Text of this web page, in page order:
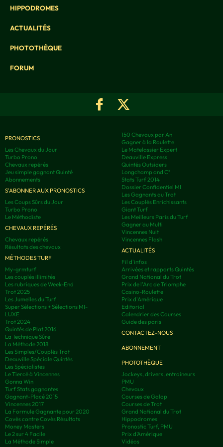
HIPPODROMES
ACTUALITÉS
PHOTOTHÈQUE
FORUM
PRONOSTICS
Les Chevaux du Jour
Turbo Prono
Chevaux repérés
Jeu simple gagnant Quinté
Abonnements
S'ABONNER AUX PRONOSTICS
Les Coups Sûrs du Jour
Turbo Prono
Le Méthodiste
CHEVAUX REPÉRÉS
Chevaux repérés
Résultats des chevaux
MÉTHODES TURF
My-grmturf
Les couplés illimités
Les rubriques de Week-End
Trot 2025
Les Jumelles du Turf
Super Sélections + Sélections MI-
LUXE
Trot 2024
Quintés de Plat 2016
La Technique Sûre
La Méthode 2018
Les Simples/Couplés Trot
Deauville Spéciale Quintés
Les Spécialistes
Le Tiercé à Vincennes
Gonna Win
Turf Stats gagnantes
Gagnant-Placé 2015
Vincennes 2017
La Formule Gagnante pour 2020
Covès contre Covès Résultats
Money Masters
Le 2 sur 4 Facile
La Méthode Simple
150 Chevaux par An
Gagner à la Roulette
Le Matelassier Expert
Deauville Express
Quintés Outsiders
Longchamp and C°
Stats Turf 2014
Dossier Confidentiel MI
Les Gagnants au Trot
Les Couplés Enrichissants
Giant Turf
Les Meilleurs Paris du Turf
Gagner au Multi
Vincennes Nuit
Vincennes Flash
ACTUALITÉS
Fil d'infos
Arrivées et rapports Quintés
Grand National du Trot
Prix de l'Arc de Triomphe
Casino-Roulette
Prix d'Amérique
Editorial
Calendrier des Courses
Guide des paris
CONTACTEZ-NOUS
ABONNEMENT
PHOTOTHÈQUE
Jockeys, drivers, entraineurs
PMU
Chevaux
Courses de Galop
Courses de Trot
Grand National du Trot
Hippodromes
Pronostic Turf, PMU
Prix d’Amérique
Vidéos